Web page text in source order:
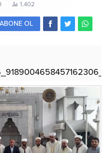
1.402
ABONE OL